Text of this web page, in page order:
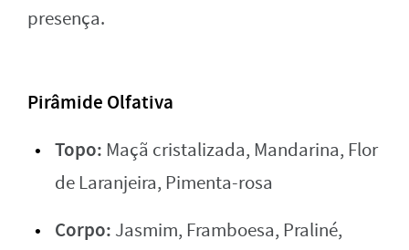
presença.
Pirâmide Olfativa
Topo: Maçã cristalizada, Mandarina, Flor
de Laranjeira, Pimenta-rosa
Corpo: Jasmim, Framboesa, Praliné,